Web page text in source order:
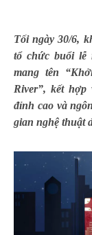
Tối ngày 30/6,
tổ chức buổi lễ
mang tên
River”, kết
đỉnh cao và
gian nghệ thuật